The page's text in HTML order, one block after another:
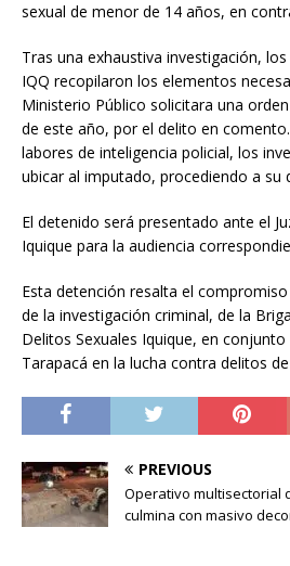
sexual de menor de 14 años, en
Tras una exhaustiva investigación,
IQQ recopilaron los elementos
Ministerio Público solicitara una
de este año, por el delito en
labores de inteligencia policial, los
ubicar al imputado, procediendo a su
El detenido será presentado ante el
Iquique para la audiencia
Esta detención resalta el
de la investigación criminal, de la
Delitos Sexuales Iquique, en conjunto
Tarapacá en la lucha contra delitos
PREVIOUS
Operativo multisectorial
culmina con masivo